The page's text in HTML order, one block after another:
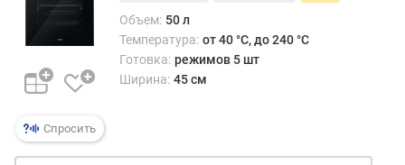
а
д
я
в
Спросить
Объем: 50 л
Температура: от 40 °C, до 240 °C
Готовка: режимов 5 шт
Ширина: 45 см